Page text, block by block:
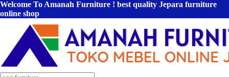
Welcome To Amanah Furniture ! best quality Jepara furniture
online shop